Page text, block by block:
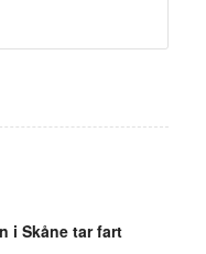
i Skåne tar fart